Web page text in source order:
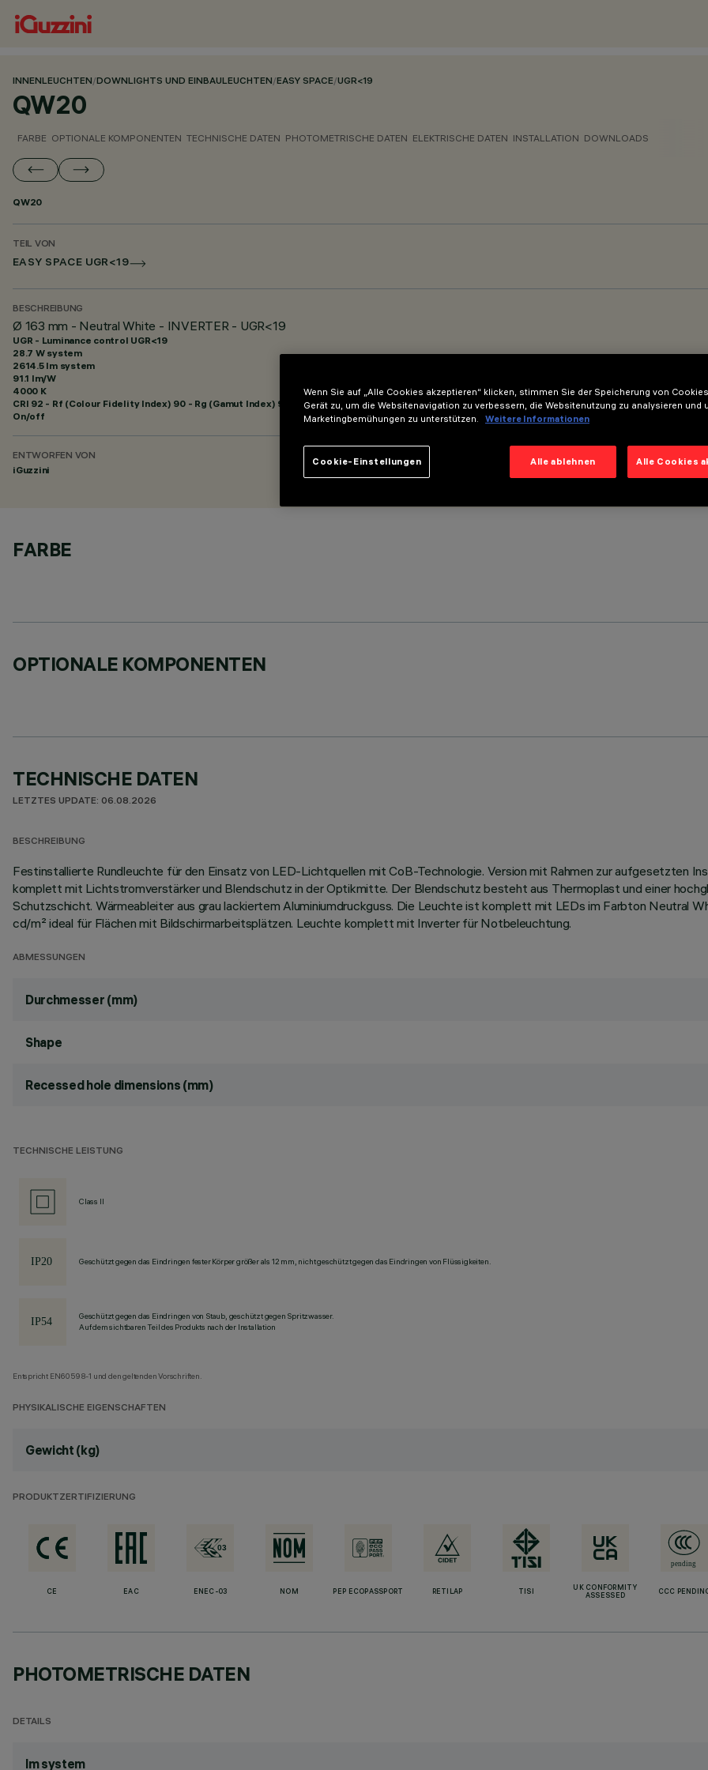
INNENLEUCHTEN/DOWNLIGHTS UND EINBAULEUCHTEN/EASY SPACE/UGR<19
QW20
FARBE OPTIONALE KOMPONENTEN TECHNISCHE DATEN PHOTOMETRISCHE DATEN ELEKTRISCHE DATEN INSTALLATION DOWNLOADS
QW20
TEIL VON
EASY SPACE UGR<19
BESCHREIBUNG
Ø 163 mm - Neutral White - INVERTER - UGR<19
UGR - Luminance control UGR<19
28.7 W system
2614.5 lm system
91.1 lm/W
4000 K
CRI 92 - Rf (Colour Fidelity Index) 90 - Rg (Gamut Index) 98
On/off
ENTWORFEN VON
iGuzzini
FARBE
OPTIONALE KOMPONENTEN
TECHNISCHE DATEN
LETZTES UPDATE: 06.08.2026
BESCHREIBUNG
Festinstallierte Rundleuchte für den Einsatz von LED-Lichtquellen mit CoB-Technologie. Version mit Rahmen zur aufgesetzten
komplett mit Lichtstromverstärker und Blendschutz in der Optikmitte. Der Blendschutz besteht aus Thermoplast und einer
Schutzschicht. Wärmeableiter aus grau lackiertem Aluminiumdruckguss. Die Leuchte ist komplett mit LEDs im Farbton Neutral
cd/m² ideal für Flächen mit Bildschirmarbeitsplätzen. Leuchte komplett mit Inverter für Notbeleuchtung.
ABMESSUNGEN
Durchmesser (mm)
Shape
Recessed hole dimensions (mm)
TECHNISCHE LEISTUNG
Class II
Geschützt gegen das Eindringen fester Körper größer als 12 mm, nicht geschützt gegen das Eindringen von Flüssigkeiten.
Geschützt gegen das Eindringen von Staub, geschützt gegen Spritzwasser.
Auf dem sichtbaren Teil des Produkts nach der Installation
Entspricht EN60598-1 und den geltenden Vorschriften.
PHYSIKALISCHE EIGENSCHAFTEN
Gewicht (kg)
PRODUKTZERTIFIZIERUNG
CE EAC ENEC-03 NOM PEP ECOPASSPORT RETILAP TISI
UK CONFORMITY
ASSESSED
CCC
PHOTOMETRISCHE DATEN
DETAILS
lm system
Wenn Sie auf „Alle Cookies akzeptieren“ klicken, stimmen Sie der Speicherung von
Gerät zu, um die Websitenavigation zu verbessern, die Websitenutzung zu analysieren und
Marketingbemühungen zu unterstützen.
Weitere Informationen
Alle ablehnen Alle Cookies
Cookie-Einstellungen